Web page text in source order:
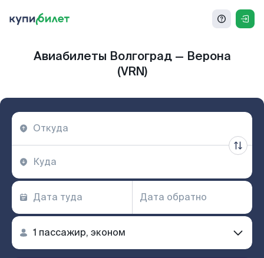
Авиабилеты Волгоград — Верона
(VRN)